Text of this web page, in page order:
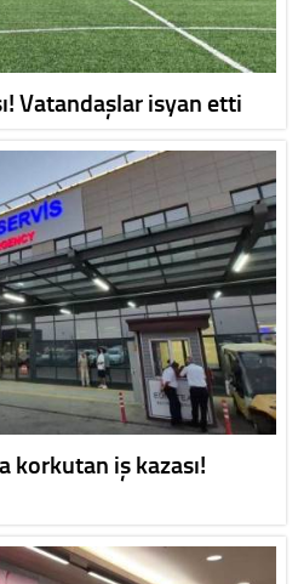
Vatandaşlar isyan etti
korkutan iş kazası!